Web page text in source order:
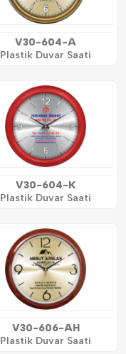
V30-604-A
Plastik Duvar Saati
V30-604-K
Plastik Duvar Saati
V30-606-AH
Plastik Duvar Saati